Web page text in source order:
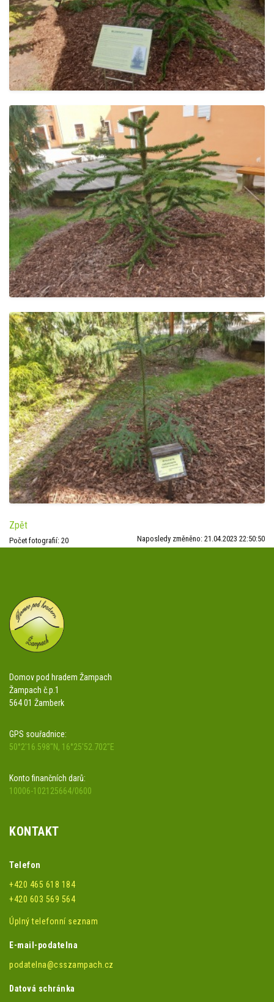
Zpět
Počet fotografií: 20 Naposledy změněno: 21.04.2023 22:50:50
Domov pod hradem Žampach
Žampach č.p.1
564 01 Žamberk
GPS souřadnice:
50°2'16.598"N, 16°25'52.702"E
Konto finančních darů:
10006-102125664/0600
KONTAKT
Telefon
+420 465 618 184
+420 603 569 564
Úplný telefonní seznam
E-mail-podatelna
podatelna@csszampach.cz
Datová schránka